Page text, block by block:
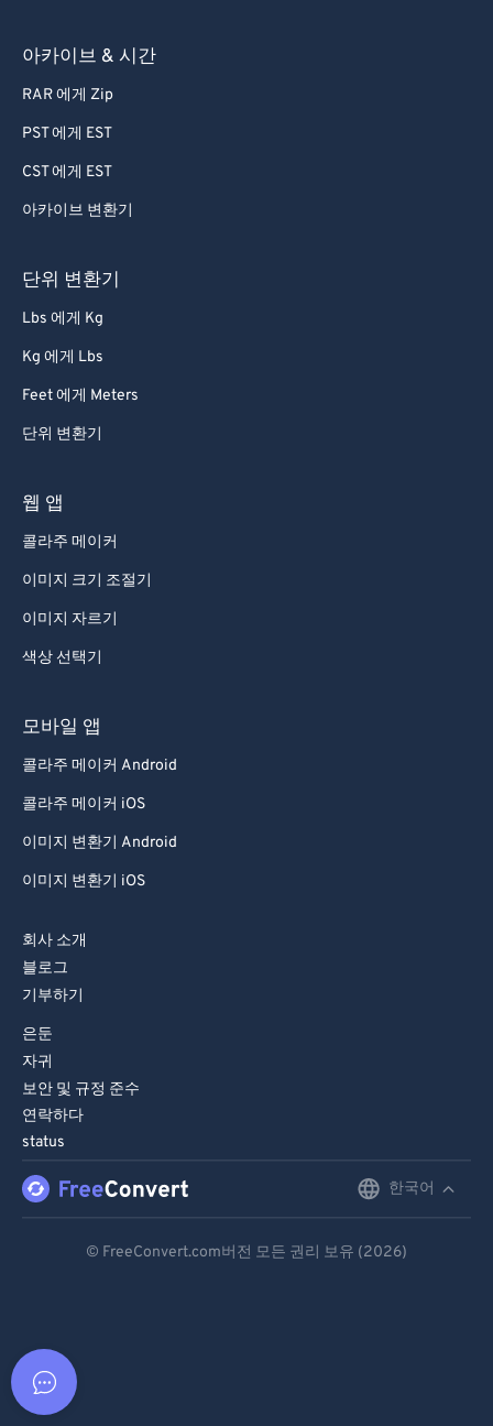
아카이브 & 시간
RAR 에게 Zip
PST 에게 EST
CST 에게 EST
아카이브 변환기
단위 변환기
Lbs 에게 Kg
Kg 에게 Lbs
Feet 에게 Meters
단위 변환기
웹 앱
콜라주 메이커
이미지 크기 조절기
이미지 자르기
색상 선택기
모바일 앱
콜라주 메이커 Android
콜라주 메이커 iOS
이미지 변환기 Android
이미지 변환기 iOS
회사 소개
블로그
기부하기
은둔
자귀
보안 및 규정 준수
연락하다
status
한국어
© FreeConvert.com버전 모든 권리 보유 (2026)